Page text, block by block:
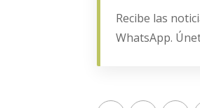
Recibe las
WhatsApp.